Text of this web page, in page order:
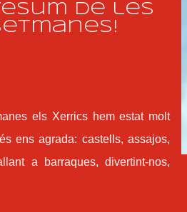
de les
els Xerrics hem estat molt
ens agrada: castells, assajos,
a barraques, divertint-nos,